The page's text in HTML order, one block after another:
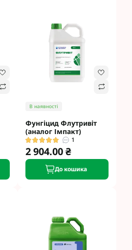
В наявності
Фунгіцид Флутривіт
(аналог Імпакт)
1
2 904.00 ₴
До кошика